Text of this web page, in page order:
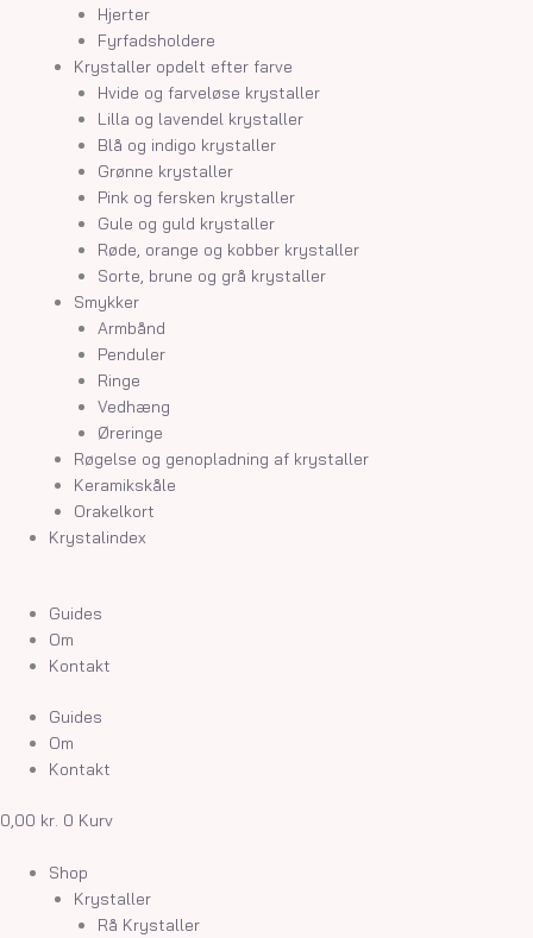
Hjerter
Fyrfadsholdere
Krystaller opdelt efter farve
Hvide og farveløse krystaller
Lilla og lavendel krystaller
Blå og indigo krystaller
Grønne krystaller
Pink og fersken krystaller
Gule og guld krystaller
Røde, orange og kobber krystaller
Sorte, brune og grå krystaller
Smykker
Armbånd
Penduler
Ringe
Vedhæng
Øreringe
Røgelse og genopladning af krystaller
Keramikskåle
Orakelkort
Krystalindex
Guides
Om
Kontakt
Guides
Om
Kontakt
0,00 kr. 0 Kurv
Shop
Krystaller
Rå Krystaller